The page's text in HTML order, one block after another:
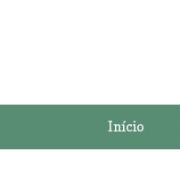
Início